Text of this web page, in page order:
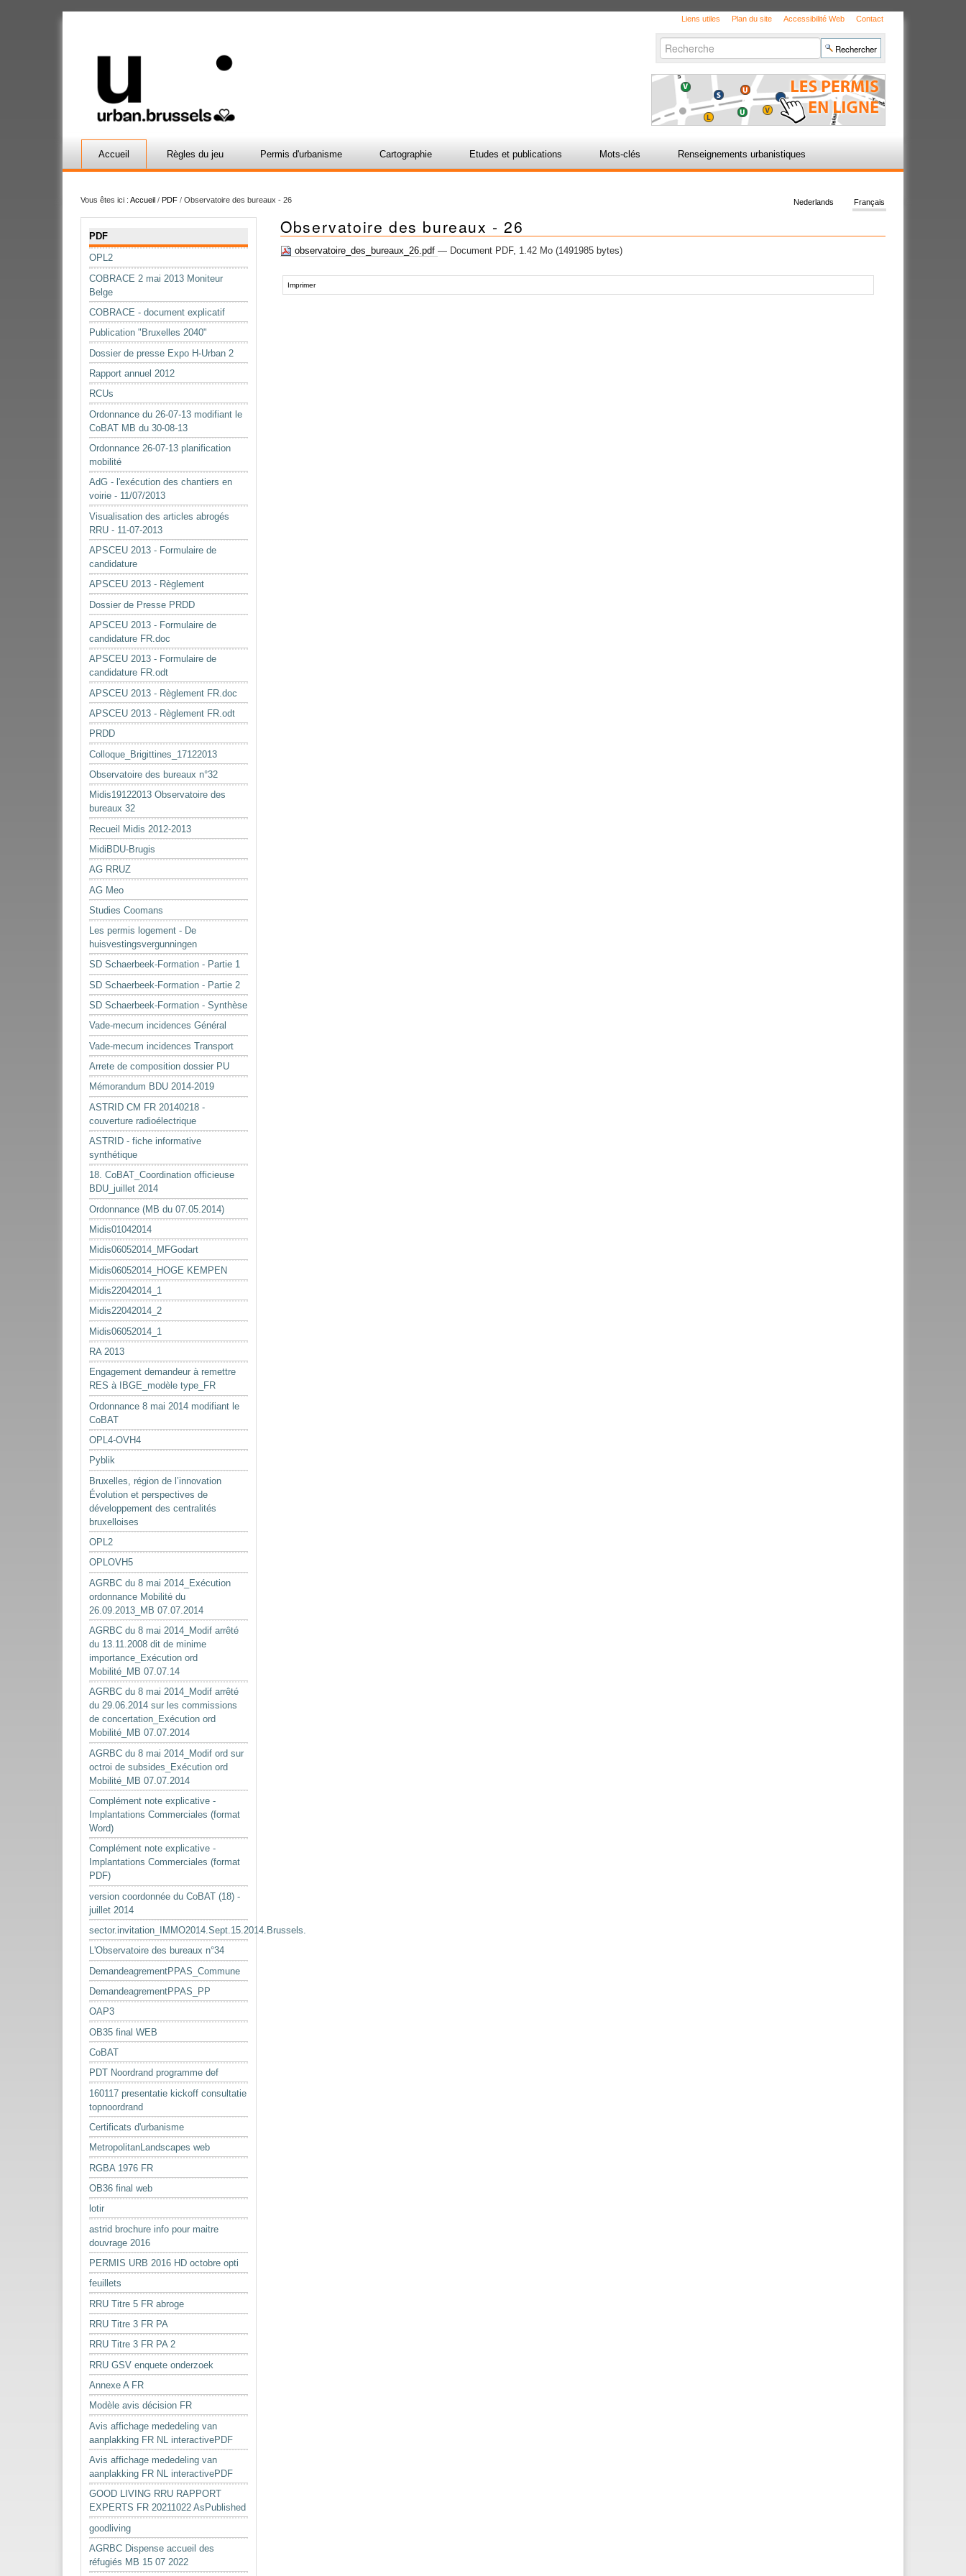
Liens utiles Plan du site Accessibilité Web Contact
Chercher par
avancée…
Accueil Règles du jeu Permis d'urbanisme Cartographie Etudes et publications Mots-clés Renseignements urbanistiques
Vous êtes ici : Accueil / PDF / Observatoire des bureaux - 26 Français
Nederlands
PDF
OPL2
COBRACE 2 mai 2013 Moniteur
Belge
COBRACE - document explicatif
Publication "Bruxelles 2040"
Dossier de presse Expo H-Urban 2
Rapport annuel 2012
RCUs
Ordonnance du 26-07-13 modifiant le
CoBAT MB du 30-08-13
Ordonnance 26-07-13 planification
mobilité
AdG - l'exécution des chantiers en
voirie - 11/07/2013
Visualisation des articles abrogés
RRU - 11-07-2013
APSCEU 2013 - Formulaire de
candidature
APSCEU 2013 - Règlement
Dossier de Presse PRDD
APSCEU 2013 - Formulaire de
candidature FR.doc
APSCEU 2013 - Formulaire de
candidature FR.odt
APSCEU 2013 - Règlement FR.doc
APSCEU 2013 - Règlement FR.odt
PRDD
Colloque_Brigittines_17122013
Observatoire des bureaux n°32
Midis19122013 Observatoire des
bureaux 32
Recueil Midis 2012-2013
MidiBDU-Brugis
AG RRUZ
AG Meo
Studies Coomans
Les permis logement - De
huisvestingsvergunningen
SD Schaerbeek-Formation - Partie 1
SD Schaerbeek-Formation - Partie 2
SD Schaerbeek-Formation - Synthèse
Vade-mecum incidences Général
Vade-mecum incidences Transport
Arrete de composition dossier PU
Mémorandum BDU 2014-2019
ASTRID CM FR 20140218 -
couverture radioélectrique
ASTRID - fiche informative
synthétique
18. CoBAT_Coordination officieuse
BDU_juillet 2014
Ordonnance (MB du 07.05.2014)
Midis01042014
Midis06052014_MFGodart
Midis06052014_HOGE KEMPEN
Midis22042014_1
Midis22042014_2
Midis06052014_1
RA 2013
Engagement demandeur à remettre
RES à IBGE_modèle type_FR
Ordonnance 8 mai 2014 modifiant le
CoBAT
OPL4-OVH4
Pyblik
Bruxelles, région de l’innovation
Évolution et perspectives de
développement des centralités
bruxelloises
OPL2
OPLOVH5
AGRBC du 8 mai 2014_Exécution
ordonnance Mobilité du
26.09.2013_MB 07.07.2014
AGRBC du 8 mai 2014_Modif arrêté
du 13.11.2008 dit de minime
importance_Exécution ord
Mobilité_MB 07.07.14
AGRBC du 8 mai 2014_Modif arrêté
du 29.06.2014 sur les commissions
de concertation_Exécution ord
Mobilité_MB 07.07.2014
AGRBC du 8 mai 2014_Modif ord sur
octroi de subsides_Exécution ord
Mobilité_MB 07.07.2014
Complément note explicative -
Implantations Commerciales (format
Word)
Complément note explicative -
Implantations Commerciales (format
PDF)
version coordonnée du CoBAT (18) -
juillet 2014
sector.invitation_IMMO2014.Sept.15.2014.Brussels.
L'Observatoire des bureaux n°34
DemandeagrementPPAS_Commune
DemandeagrementPPAS_PP
OAP3
OB35 final WEB
CoBAT
PDT Noordrand programme def
160117 presentatie kickoff consultatie
topnoordrand
Certificats d'urbanisme
MetropolitanLandscapes web
RGBA 1976 FR
OB36 final web
lotir
astrid brochure info pour maitre
douvrage 2016
PERMIS URB 2016 HD octobre opti
feuillets
RRU Titre 5 FR abroge
RRU Titre 3 FR PA
RRU Titre 3 FR PA 2
RRU GSV enquete onderzoek
Annexe A FR
Modèle avis décision FR
Avis affichage mededeling van
aanplakking FR NL interactivePDF
Avis affichage mededeling van
aanplakking FR NL interactivePDF
GOOD LIVING RRU RAPPORT
EXPERTS FR 20211022 AsPublished
goodliving
AGRBC Dispense accueil des
réfugiés MB 15 07 2022
Observatoire des bureaux - 26
observatoire_des_bureaux_26.pdf— Document PDF, 1.42 Mo (1491985 bytes)
surImprimer